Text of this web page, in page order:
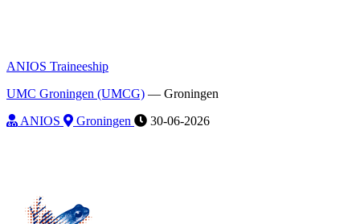
ANIOS Traineeship
UMC Groningen (UMCG) — Groningen
ANIOS
Groningen 30-06-2026